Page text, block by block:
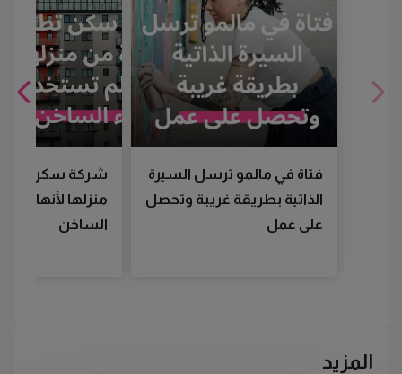
فتاة في مالمو ترسل السيرة
الذاتية بطريقة غريبة وتحصل
على عمل
شركة سكن
منزلها لأنها لم
الساخن
المزيد